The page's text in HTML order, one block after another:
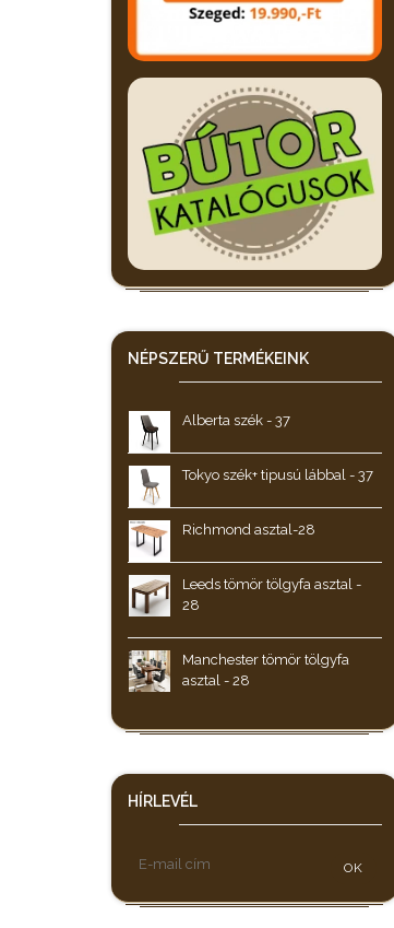
NÉPSZERŰ TERMÉKEINK
Alberta szék - 37
Tokyo szék+ tipusú lábbal - 37
Richmond asztal-28
Leeds tömör tölgyfa asztal -
28
Manchester tömör tölgyfa
asztal - 28
HÍRLEVÉL
OK